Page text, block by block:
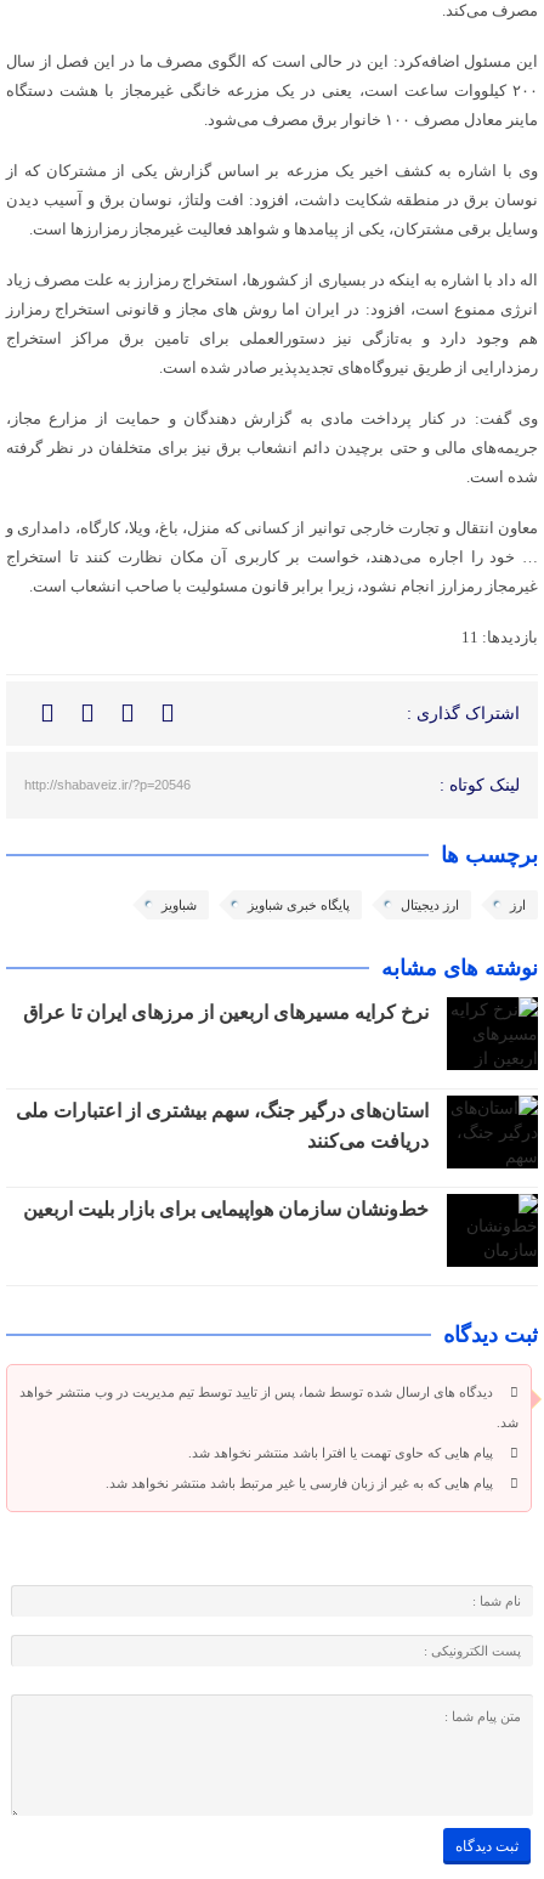
مصرف می‌کند.
این مسئول اضافه‌کرد: این در حالی است که الگوی مصرف ما در این فصل از سال
۲۰۰ کیلووات ساعت است، یعنی در یک مزرعه خانگی غیرمجاز با هشت دستگاه
ماینر معادل مصرف ۱۰۰ خانوار برق مصرف می‌شود.
وی با اشاره به کشف اخیر یک مزرعه بر اساس گزارش یکی از مشترکان که از
نوسان برق در منطقه شکایت داشت، افزود: افت ولتاژ، نوسان برق و آسیب دیدن
وسایل برقی مشترکان، یکی از پیامدها و شواهد فعالیت غیرمجاز رمزارزها است.
اله داد با اشاره به اینکه در بسیاری از کشورها، استخراج رمزارز به علت مصرف زیاد
انرژی ممنوع است، افزود: در ایران اما روش های مجاز و قانونی استخراج رمزارز
هم وجود دارد و به‌تازگی نیز دستورالعملی برای تامین برق مراکز استخراج
رمزدارایی از طریق نیروگاه‌های تجدیدپذیر صادر شده است.
وی گفت: در کنار پرداخت مادی به گزارش دهندگان و حمایت از مزارع مجاز،
جریمه‌های مالی و حتی برچیدن دائم انشعاب برق نیز برای متخلفان در نظر گرفته
شده است.
معاون انتقال و تجارت خارجی توانیر از کسانی که منزل، باغ، ویلا، کارگاه، دامداری و
… خود را اجاره می‌دهند، خواست بر کاربری آن مکان نظارت کنند تا استخراج
غیرمجاز رمزارز انجام نشود، زیرا برابر قانون مسئولیت با صاحب انشعاب است.
بازدیدها: 11
اشتراک گذاری :
لینک کوتاه : http://shabaveiz.ir/?p=20546
برچسب ها
ارز ارز دیجیتال پایگاه خبری شباویز شباویز
نوشته های مشابه
نرخ کرایه مسیرهای اربعین از مرزهای ایران تا عراق
استان‌های درگیر جنگ، سهم بیشتری از اعتبارات ملی
دریافت می‌کنند
خط‌ونشان سازمان هواپیمایی برای بازار بلیت اربعین
ثبت دیدگاه
دیدگاه های ارسال شده توسط شما، پس از تایید توسط تیم مدیریت در وب منتشر خواهد
شد.
پیام هایی که حاوی تهمت یا افترا باشد منتشر نخواهد شد.
پیام هایی که به غیر از زبان فارسی یا غیر مرتبط باشد منتشر نخواهد شد.